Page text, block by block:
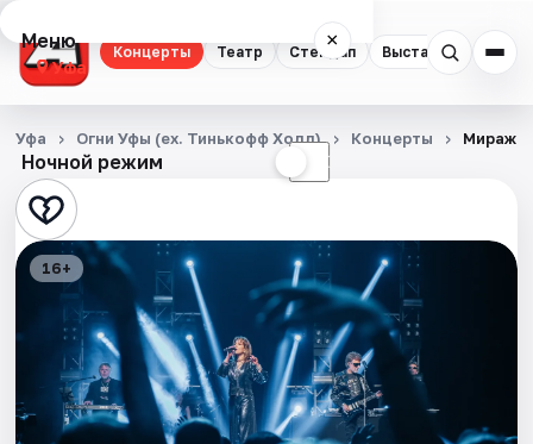
Концерты Театр Стендап Выставки
Меню ×
Уфа
Концерты
Театр
Стендап
Выставки
Экскурсии
Спорт
Ночной режим ☾
Уфа Огни Уфы (ex. Тинькофф Холл) Концерты Мираж
16+